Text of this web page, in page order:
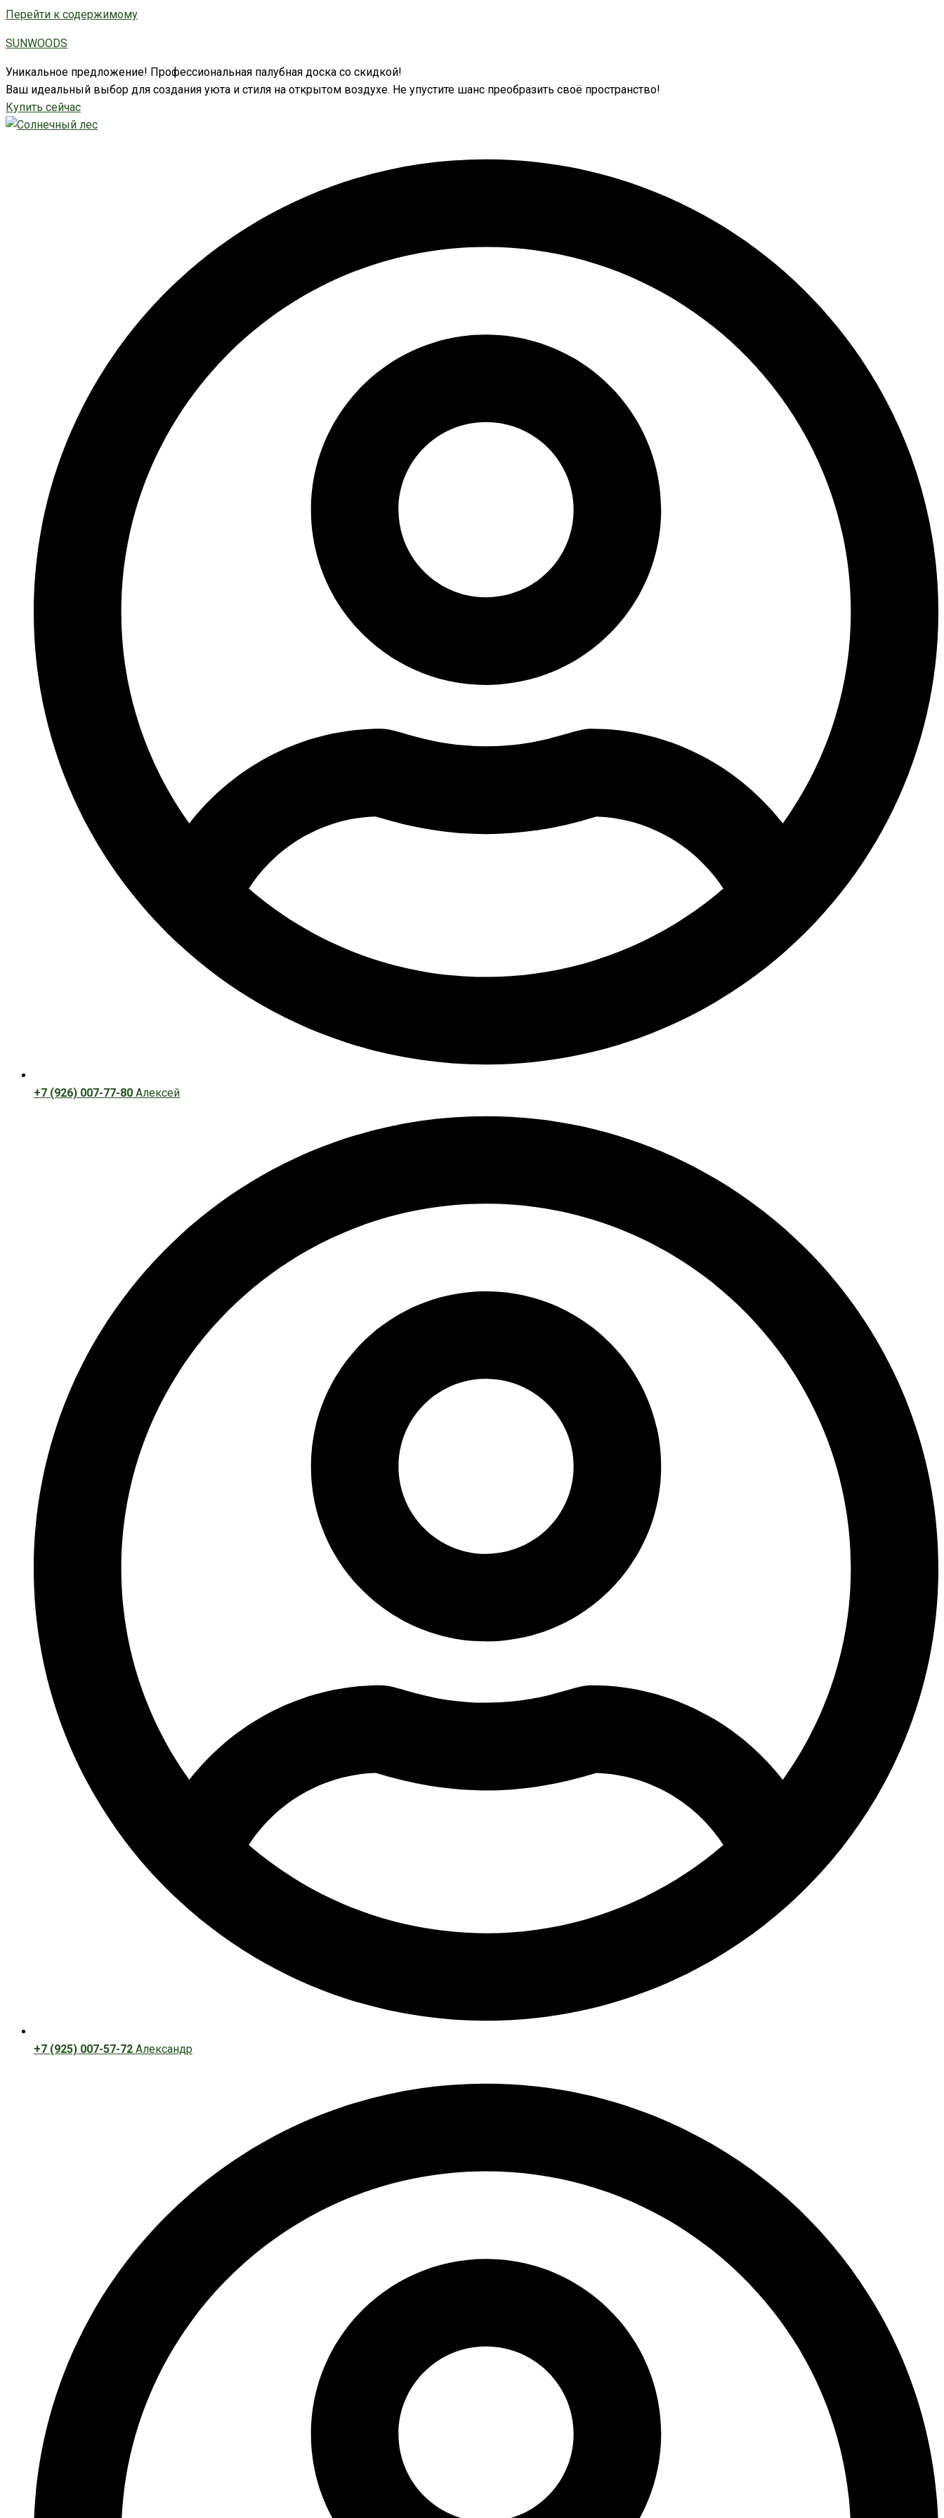
Перейти к содержимому
SUNWOODS
Уникальное предложение! Профессиональная палубная доска со скидкой!
Ваш идеальный выбор для создания уюта и стиля на открытом воздухе. Не упустите шанс преобразить своё пространство!
Купить сейчас
+7 (926) 007-77-80 Алексей
+7 (925) 007-57-72 Александр